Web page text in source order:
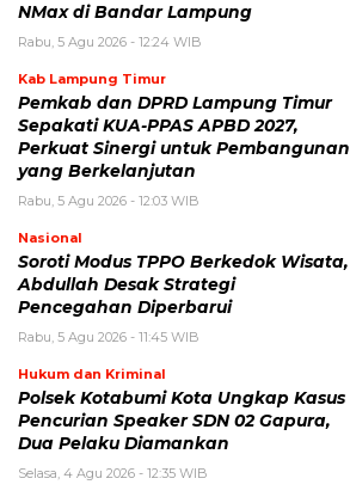
NMax di Bandar Lampung
Rabu, 5 Agu 2026 - 12:24 WIB
Kab Lampung Timur
Pemkab dan DPRD Lampung Timur
Sepakati KUA-PPAS APBD 2027,
Perkuat Sinergi untuk Pembangunan
yang Berkelanjutan
Rabu, 5 Agu 2026 - 12:03 WIB
Nasional
Soroti Modus TPPO Berkedok Wisata,
Abdullah Desak Strategi
Pencegahan Diperbarui
Rabu, 5 Agu 2026 - 11:45 WIB
Hukum dan Kriminal
Polsek Kotabumi Kota Ungkap Kasus
Pencurian Speaker SDN 02 Gapura,
Dua Pelaku Diamankan
Selasa, 4 Agu 2026 - 12:35 WIB